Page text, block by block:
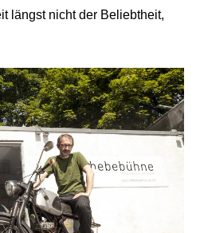
längst nicht der Beliebtheit,